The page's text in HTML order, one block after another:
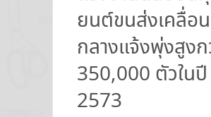
ยนต์ขนส่งเคลื่อ
กลางแจ้งพุ่งสูงก
350,000 ตัวในปี
2573